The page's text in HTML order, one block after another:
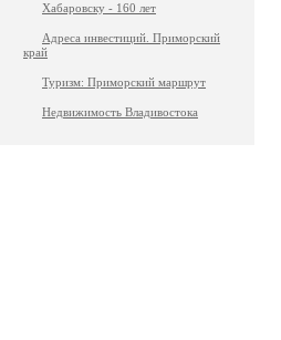
Хабаровску - 160 лет
Адреса инвестиций. Приморский
край
Туризм: Приморский маршрут
Недвижимость Владивостока